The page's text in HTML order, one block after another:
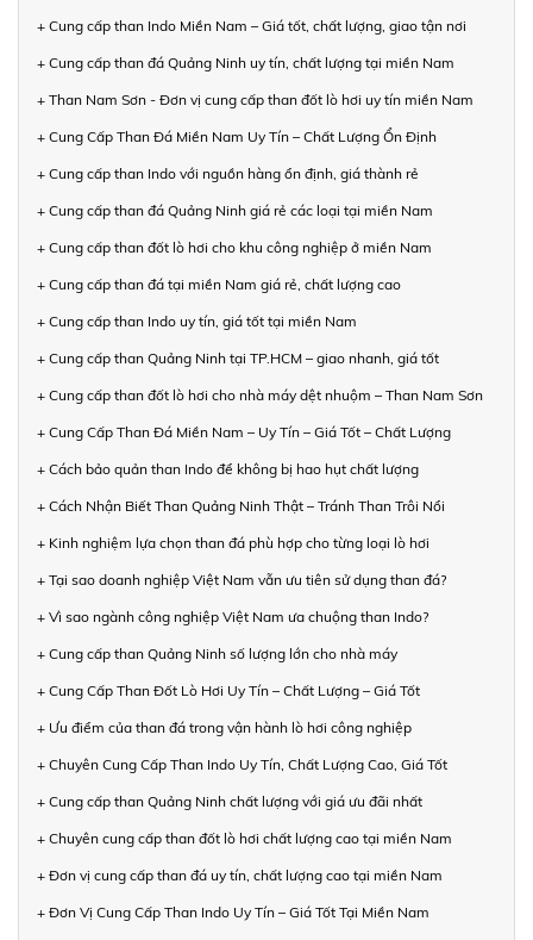
+ Cung cấp than Indo Miền Nam – Giá tốt, chất lượng, giao tận nơi
+ Cung cấp than đá Quảng Ninh uy tín, chất lượng tại miền Nam
+ Than Nam Sơn - Đơn vị cung cấp than đốt lò hơi uy tín miền Nam
+ Cung Cấp Than Đá Miền Nam Uy Tín – Chất Lượng Ổn Định
+ Cung cấp than Indo với nguồn hàng ổn định, giá thành rẻ
+ Cung cấp than đá Quảng Ninh giá rẻ các loại tại miền Nam
+ Cung cấp than đốt lò hơi cho khu công nghiệp ở miền Nam
+ Cung cấp than đá tại miền Nam giá rẻ, chất lượng cao
+ Cung cấp than Indo uy tín, giá tốt tại miền Nam
+ Cung cấp than Quảng Ninh tại TP.HCM – giao nhanh, giá tốt
+ Cung cấp than đốt lò hơi cho nhà máy dệt nhuộm – Than Nam Sơn
+ Cung Cấp Than Đá Miền Nam – Uy Tín – Giá Tốt – Chất Lượng
+ Cách bảo quản than Indo để không bị hao hụt chất lượng
+ Cách Nhận Biết Than Quảng Ninh Thật – Tránh Than Trôi Nổi
+ Kinh nghiệm lựa chọn than đá phù hợp cho từng loại lò hơi
+ Tại sao doanh nghiệp Việt Nam vẫn ưu tiên sử dụng than đá?
+ Vì sao ngành công nghiệp Việt Nam ưa chuộng than Indo?
+ Cung cấp than Quảng Ninh số lượng lớn cho nhà máy
+ Cung Cấp Than Đốt Lò Hơi Uy Tín – Chất Lượng – Giá Tốt
+ Ưu điểm của than đá trong vận hành lò hơi công nghiệp
+ Chuyên Cung Cấp Than Indo Uy Tín, Chất Lượng Cao, Giá Tốt
+ Cung cấp than Quảng Ninh chất lượng với giá ưu đãi nhất
+ Chuyên cung cấp than đốt lò hơi chất lượng cao tại miền Nam
+ Đơn vị cung cấp than đá uy tín, chất lượng cao tại miền Nam
+ Đơn Vị Cung Cấp Than Indo Uy Tín – Giá Tốt Tại Miền Nam